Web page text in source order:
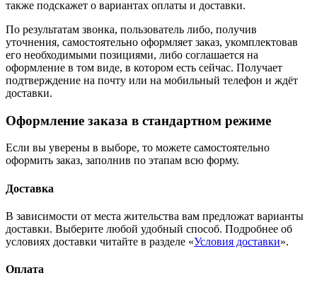
также подскажет о вариантах оплаты и доставки.
По результатам звонка, пользователь либо, получив
уточнения, самостоятельно оформляет заказ, укомплектовав
его необходимыми позициями, либо соглашается на
оформление в том виде, в котором есть сейчас. Получает
подтверждение на почту или на мобильный телефон и ждёт
доставки.
Оформление заказа в стандартном режиме
Если вы уверены в выборе, то можете самостоятельно
оформить заказ, заполнив по этапам всю форму.
Доставка
В зависимости от места жительства вам предложат варианты
доставки. Выберите любой удобный способ. Подробнее об
условиях доставки читайте в разделе «Условия доставки».
Оплата